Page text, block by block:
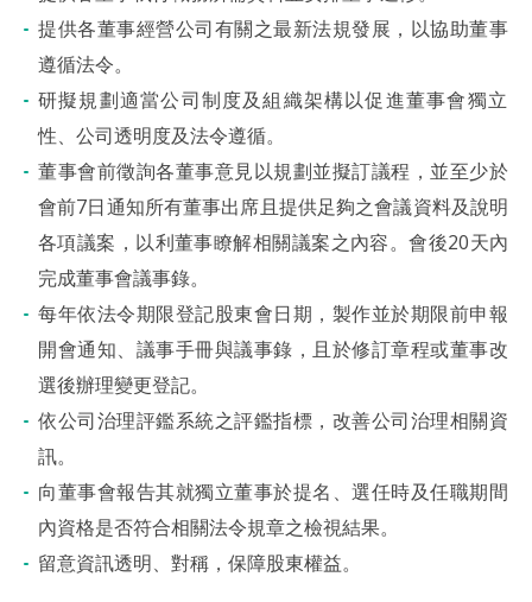
提供各董事經營公司有關之最新法規發展，以協助董事
遵循法令。
研擬規劃適當公司制度及組織架構以促進董事會獨立
性、公司透明度及法令遵循。
董事會前徵詢各董事意見以規劃並擬訂議程，並至少於
會前7日通知所有董事出席且提供足夠之會議資料及說明
各項議案，以利董事瞭解相關議案之內容。會後20天內
完成董事會議事錄。
每年依法令期限登記股東會日期，製作並於期限前申報
開會通知、議事手冊與議事錄，且於修訂章程或董事改
選後辦理變更登記。
依公司治理評鑑系統之評鑑指標，改善公司治理相關資
訊。
向董事會報告其就獨立董事於提名、選任時及任職期間
內資格是否符合相關法令規章之檢視結果。
留意資訊透明、對稱，保障股東權益。